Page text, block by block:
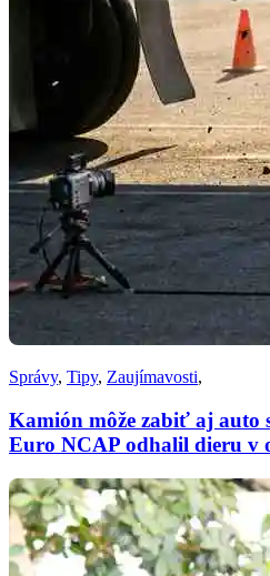
Správy, Tipy, Zaujímavosti,
Kamión môže zabiť aj auto
Euro NCAP odhalil dieru v